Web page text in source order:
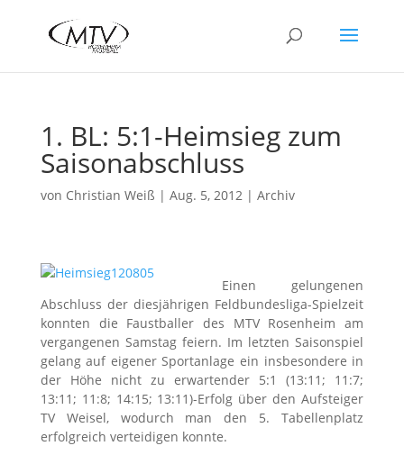
1. BL: 5:1-Heimsieg zum
Saisonabschluss
von Christian Weiß | Aug. 5, 2012| Archiv
Einen gelungenen
Abschluss der diesjährigen Feldbundesliga-Spielzeit
konnten die Faustballer des MTV Rosenheim am
vergangenen Samstag feiern. Im letzten Saisonspiel
gelang auf eigener Sportanlage ein insbesondere in
der Höhe nicht zu erwartender 5:1 (13:11; 11:7;
13:11; 11:8; 14:15; 13:11)-Erfolg über den Aufsteiger
TV Weisel, wodurch man den 5. Tabellenplatz
erfolgreich verteidigen konnte.